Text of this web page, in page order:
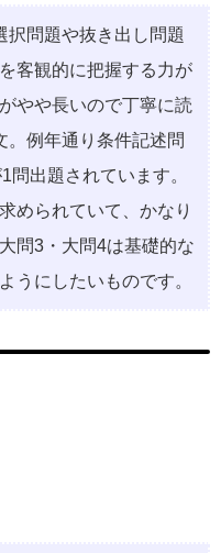
択問題や抜き出し問題
客観的に把握する⼒が
やや⻑いので丁寧に読
。例年通り条件記述問
問出題されています。
められていて、かなり
問3・⼤問4は基礎的な
うにしたいものです。